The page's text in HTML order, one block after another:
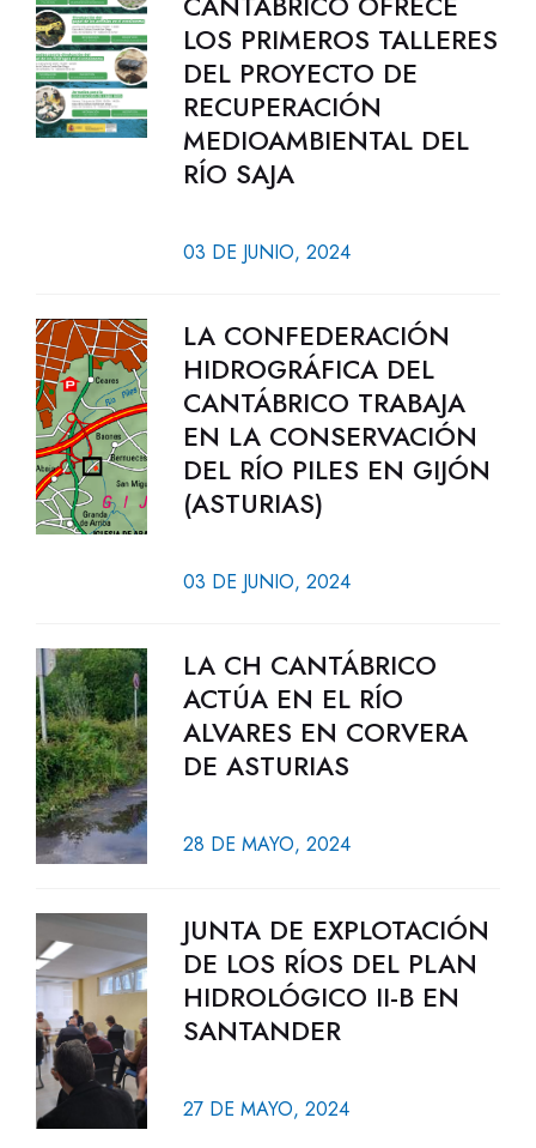
LOS PRIMEROS TALLERES
DEL PROYECTO DE
RECUPERACIÓN
MEDIOAMBIENTAL DEL
RÍO SAJA
03 DE JUNIO, 2024
LA CONFEDERACIÓN
HIDROGRÁFICA DEL
CANTÁBRICO TRABAJA
EN LA CONSERVACIÓN
DEL RÍO PILES EN GIJÓN
(ASTURIAS)
03 DE JUNIO, 2024
LA CH CANTÁBRICO
ACTÚA EN EL RÍO
ALVARES EN CORVERA
DE ASTURIAS
28 DE MAYO, 2024
JUNTA DE EXPLOTACIÓN
DE LOS RÍOS DEL PLAN
HIDROLÓGICO II-B EN
SANTANDER
27 DE MAYO, 2024